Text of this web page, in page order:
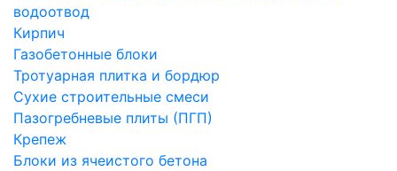
водоотвод
Кирпич
Газобетонные блоки
Тротуарная плитка и бордюр
Сухие строительные смеси
Пазогребневые плиты (ПГП)
Крепеж
Блоки из ячеистого бетона